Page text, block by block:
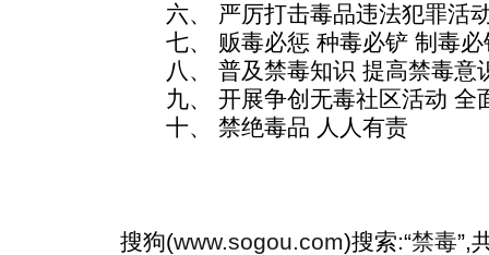
六、 严厉打击毒品违法犯罪活
七、 贩毒必惩 种毒必铲 制毒必
八、 普及禁毒知识 提高禁毒意
九、 开展争创无毒社区活动 全
十、 禁绝毒品 人人有责
搜狗(www.sogou.com)搜索:“禁毒”,